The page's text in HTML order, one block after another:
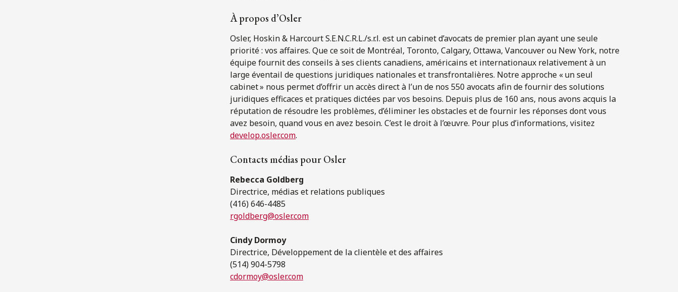
À propos d’Osler
Osler, Hoskin & Harcourt S.E.N.C.R.L./s.r.l. est un cabinet d’avocats de premier plan ayant une seule
priorité : vos affaires. Que ce soit de Montréal, Toronto, Calgary, Ottawa, Vancouver ou New York, notre
équipe fournit des conseils à ses clients canadiens, américains et internationaux relativement à un
large éventail de questions juridiques nationales et transfrontalières. Notre approche « un seul
cabinet » nous permet d’offrir un accès direct à l’un de nos 550 avocats afin de fournir des solutions
juridiques efficaces et pratiques dictées par vos besoins. Depuis plus de 160 ans, nous avons acquis la
réputation de résoudre les problèmes, d’éliminer les obstacles et de fournir les réponses dont vous
avez besoin, quand vous en avez besoin. C’est le droit à l’œuvre. Pour plus d’informations, visitez
develop.osler.com.
Contacts médias pour Osler
Rebecca Goldberg
Directrice, médias et relations publiques
(416) 646-4485
rgoldberg@osler.com
Cindy Dormoy
Directrice, Développement de la clientèle et des affaires
(514) 904-5798
cdormoy@osler.com